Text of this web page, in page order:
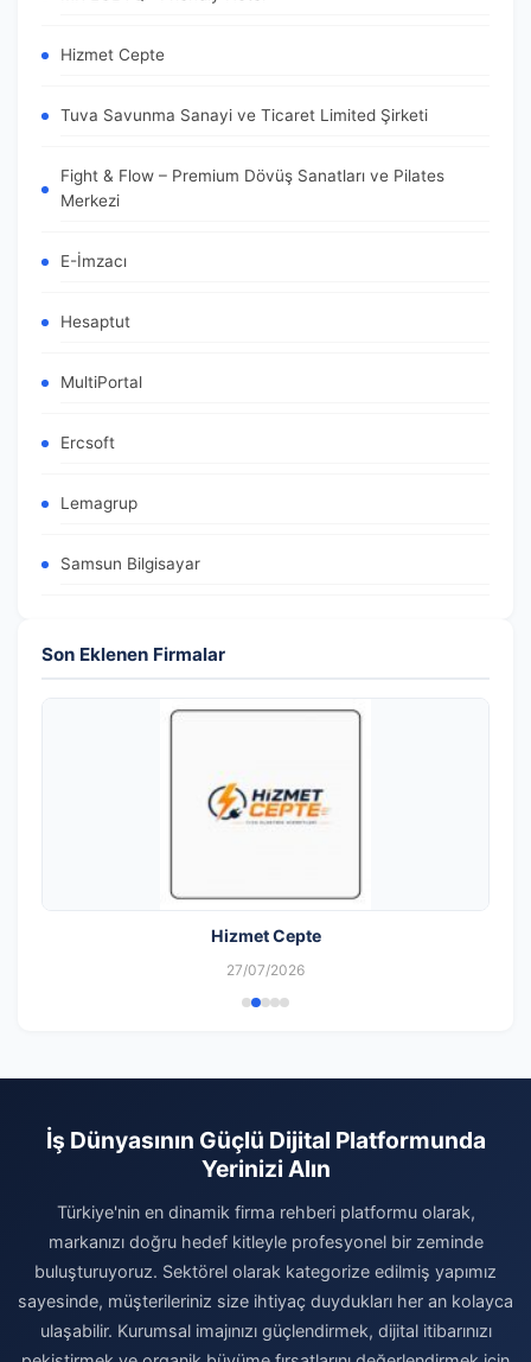
Hizmet Cepte
Tuva Savunma Sanayi ve Ticaret Limited Şirketi
Fight & Flow – Premium Dövüş Sanatları ve Pilates
Merkezi
E-İmzacı
Hesaptut
MultiPortal
Ercsoft
Lemagrup
Samsun Bilgisayar
Son Eklenen Firmalar
Hizmet Cepte
27/07/2026
İş Dünyasının Güçlü Dijital Platformunda
Yerinizi Alın
Türkiye'nin en dinamik firma rehberi platformu olarak,
markanızı doğru hedef kitleyle profesyonel bir zeminde
buluşturuyoruz. Sektörel olarak kategorize edilmiş yapımız
sayesinde, müşterileriniz size ihtiyaç duydukları her an kolayca
ulaşabilir. Kurumsal imajınızı güçlendirmek, dijital itibarınızı